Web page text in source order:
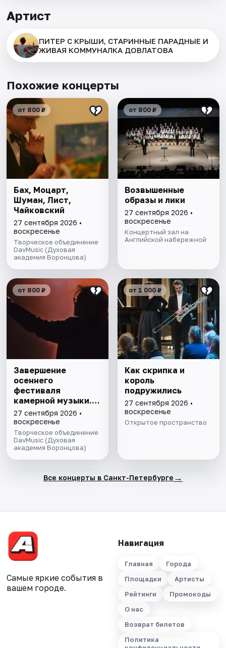
Артист
ПИТЕР С КРЫШИ, СТАРИННЫЕ ПАРАДНЫЕ И
ЖИВАЯ КОММУНАЛКА ДОВЛАТОВА
Похожие концерты
от 800 ₽
Бах, Моцарт,
Шуман, Лист,
Чайковский
27 сентября 2026 •
воскресенье
Творческое объединение
DavMusic (Духовая
академия Воронцова)
от 800 ₽
Возвышенные
образы и лики
27 сентября 2026 •
воскресенье
Концертный зал на
Английской набережной
от 800 ₽
Завершение
осеннего
фестиваля
камерной музыки.
Бах, Моцарт,
Шуман, Лист,
Чайковский
27 сентября 2026 •
воскресенье
Творческое объединение
DavMusic (Духовая
академия Воронцова)
от 1 000 ₽
Как скрипка и
король
подружились
27 сентября 2026 •
воскресенье
Открытое пространство
Все концерты в Санкт-Петербурге →
Самые яркие события в
вашем городе.
Навигация
Главная
Города
Площадки
Артисты
Рейтинги
Промокоды
О нас
Возврат билетов
Политика